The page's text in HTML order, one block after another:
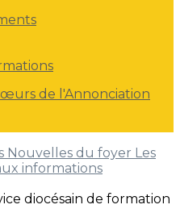
de l'Annonciation
Nouvelles du foyer Les
informations